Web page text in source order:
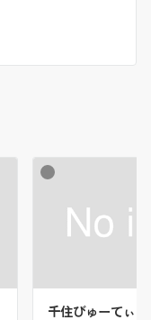
千住びゅーてぃ